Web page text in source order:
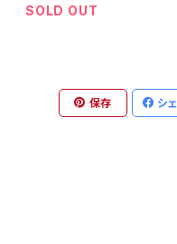
IN JAPAN
SOLD OUT
保存 シ